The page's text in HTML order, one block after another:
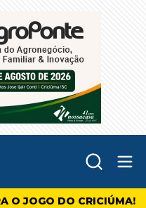
O JOGO DO CRICIÚMA!